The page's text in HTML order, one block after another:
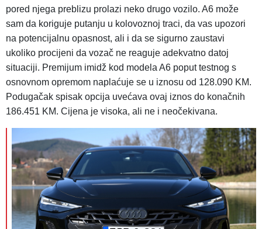
pored njega preblizu prolazi neko drugo vozilo. A6 može
sam da koriguje putanju u kolovoznoj traci, da vas upozori
na potencijalnu opasnost, ali i da se sigurno zaustavi
ukoliko procijeni da vozač ne reaguje adekvatno datoj
situaciji. Premijum imidž kod modela A6 poput testnog s
osnovnom opremom naplaćuje se u iznosu od 128.090 KM.
Podugačak spisak opcija uvećava ovaj iznos do konačnih
186.451 KM. Cijena je visoka, ali ne i neočekivana.